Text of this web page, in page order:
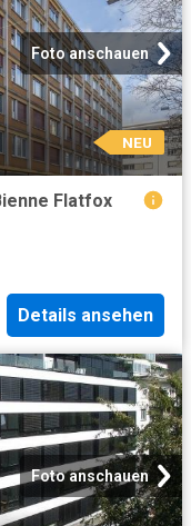
Foto anschauen
NEU
Flatfox
Details ansehen
Foto anschauen